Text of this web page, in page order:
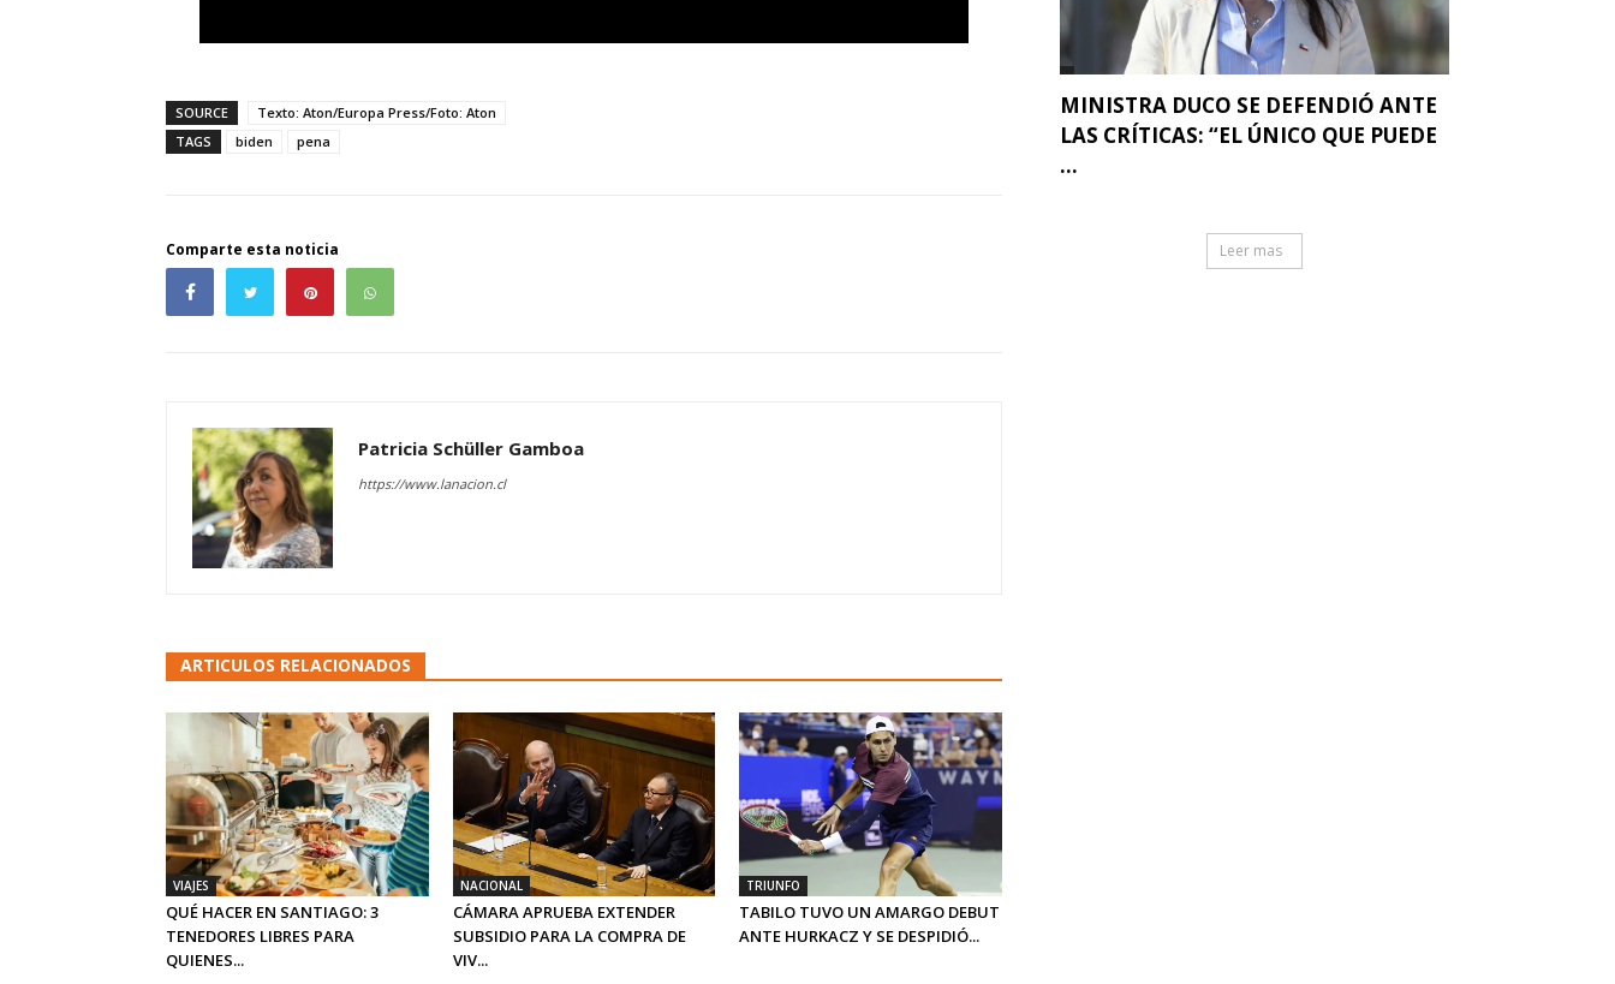
SOURCE
Texto: Aton/Europa Press/Foto: Aton
TAGS
biden pena
Comparte esta noticia
Patricia Schüller Gamboa
https://www.lanacion.cl
ARTICULOS RELACIONADOS
VIAJES
QUÉ HACER EN SANTIAGO: 3
TENEDORES LIBRES PARA
QUIENES...
NACIONAL
CÁMARA APRUEBA EXTENDER
SUBSIDIO PARA LA COMPRA DE
VIV...
TRIUNFO
TABILO TUVO UN AMARGO DEBUT
ANTE HURKACZ Y SE DESPIDIÓ...
MINISTRA DUCO SE DEFENDIÓ ANTE
LAS CRÍTICAS: “EL ÚNICO QUE PUEDE
...
Leer mas